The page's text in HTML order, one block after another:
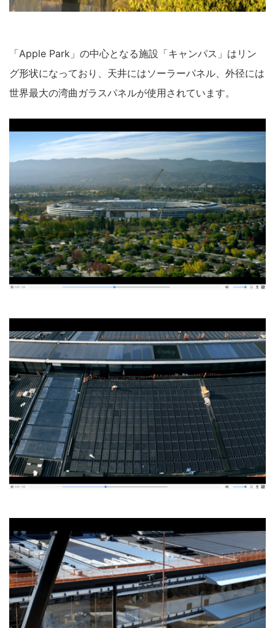
「Apple Park」の中心となる施設「キャンパス」はリン
グ形状になっており、天井にはソーラーパネル、外径には
世界最大の湾曲ガラスパネルが使用されています。